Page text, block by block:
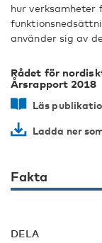
hur verksamheter
använder sig av
Rådet för
Årsrapport 2018
Läs
Ladda ner
Fakta
DELA